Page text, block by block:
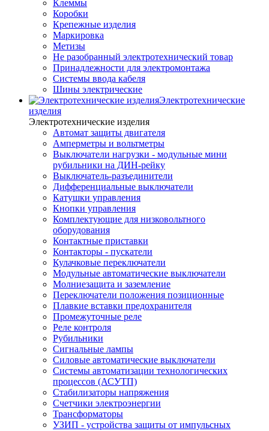
Клеммы
Коробки
Крепежные изделия
Маркировка
Метизы
Не разобранный электротехнический товар
Принадлежности для электромонтажа
Системы ввода кабеля
Шины электрические
Электротехнические
изделия
Электротехнические изделия
Автомат защиты двигателя
Амперметры и вольтметры
Выключатели нагрузки - модульные мини
рубильники на ДИН-рейку
Выключатель-разъединители
Дифференциальные выключатели
Катушки управления
Кнопки управления
Комплектующие для низковольтного
оборудования
Контактные приставки
Контакторы - пускатели
Кулачковые переключатели
Модульные автоматические выключатели
Молниезащита и заземление
Переключатели положения позиционные
Плавкие вставки предохранителя
Промежуточные реле
Реле контроля
Рубильники
Сигнальные лампы
Силовые автоматические выключатели
Системы автоматизации технологических
процессов (АСУТП)
Стабилизаторы напряжения
Счетчики электроэнергии
Трансформаторы
УЗИП - устройства защиты от импульсных